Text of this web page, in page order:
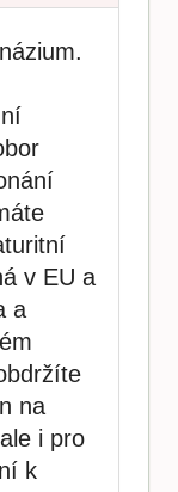
v EU a
a
na
i pro
k